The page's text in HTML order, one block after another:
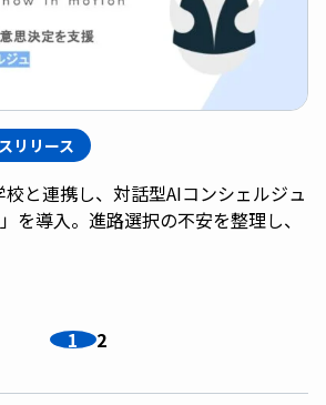
リリース
と連携し、対話型AIコンシェルジュ
を導入。進路選択の不安を整理し、
1 2